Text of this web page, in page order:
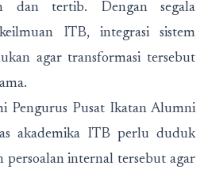
dan tertib. Dengan segala
ITB, integrasi sistem
agar transformasi tersebut
Pengurus Pusat Ikatan Alumni
akademika ITB perlu duduk
persoalan internal tersebut agar